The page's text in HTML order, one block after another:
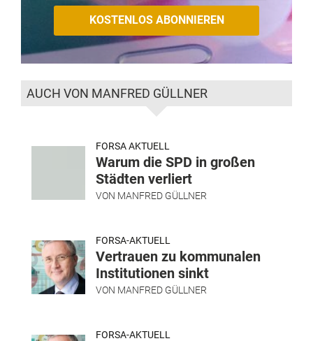
AUCH VON MANFRED GÜLLNER
FORSA AKTUELL
Warum die SPD in großen
Städten verliert
VON MANFRED GÜLLNER
FORSA-AKTUELL
Vertrauen zu kommunalen
Institutionen sinkt
VON MANFRED GÜLLNER
FORSA-AKTUELL